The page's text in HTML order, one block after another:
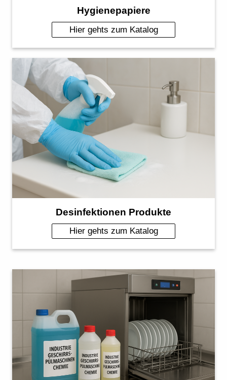
Hygienepapiere
Hier gehts zum Katalog
Desinfektionen Produkte
Hier gehts zum Katalog